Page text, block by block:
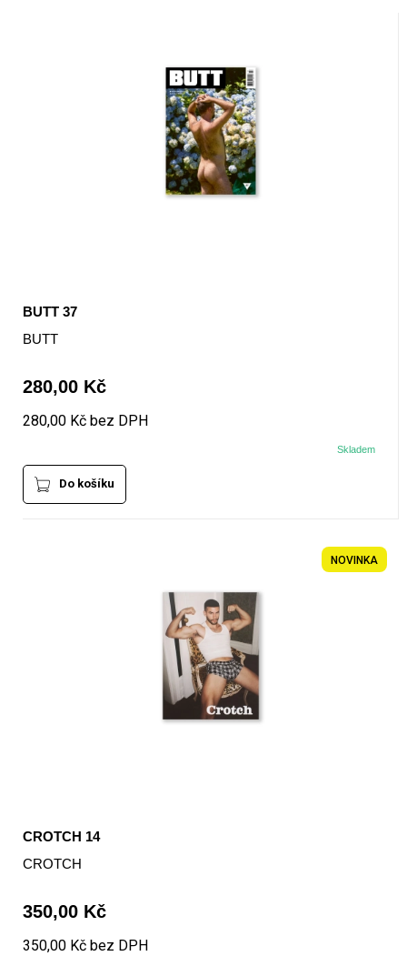
BUTT 37
BUTT
280,00 Kč
280,00 Kč bez DPH
Skladem
Do košíku
NOVINKA
CROTCH 14
CROTCH
350,00 Kč
350,00 Kč bez DPH